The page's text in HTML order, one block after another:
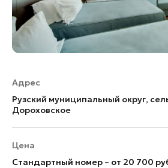
Адрес
Рузский муниципальный округ,
Дороховское
Цена
Стандартный номер – от 20 700